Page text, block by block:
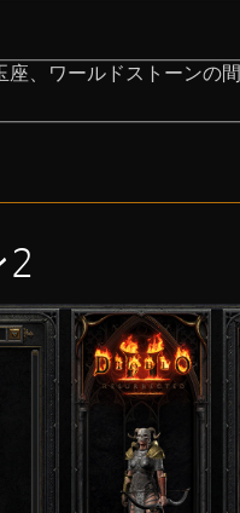
、ワールドストーンの間